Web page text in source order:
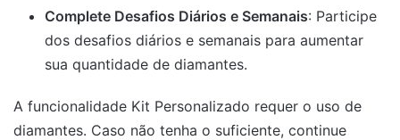
Complete Desafios Diários e Semanais: Participe
dos desafios diários e semanais para aumentar
sua quantidade de diamantes.
A funcionalidade Kit Personalizado requer o uso de
diamantes. Caso não tenha o suficiente, continue